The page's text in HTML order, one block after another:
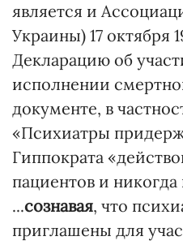
является и
Украины) 17 октября
Декларацию об
исполнении
документе, в
«Психиатры
Гиппократа
пациентов и
...сознавая, что
приглашены для